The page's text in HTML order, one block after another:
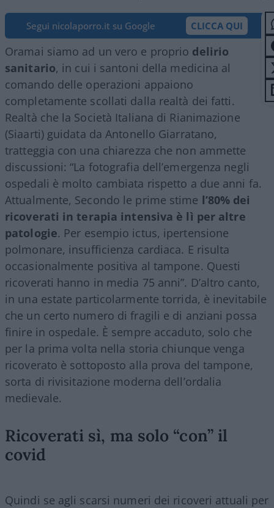
Segui nicolaporro.it su Google CLICCA QUI
Oramai siamo ad un vero e proprio delirio
sanitario, in cui i santoni della medicina al
comando delle operazioni appaiono
completamente scollati dalla realtà dei fatti.
Realtà che la Società Italiana di Rianimazione
(Siaarti) guidata da Antonello Giarratano,
tratteggia con una chiarezza che non ammette
discussioni: “La fotografia dell’emergenza negli
ospedali è molto cambiata rispetto a due anni fa.
Attualmente, Secondo le prime stime l’80% dei
ricoverati in terapia intensiva è lì per altre
patologie. Per esempio ictus, ipertensione
polmonare, insufficienza cardiaca. E risulta
occasionalmente positiva al tampone. Questi
ricoverati hanno in media 75 anni”. D’altro canto,
in una estate particolarmente torrida, è inevitabile
che un certo numero di fragili e di anziani possa
finire in ospedale. È sempre accaduto, solo che
per la prima volta nella storia chiunque venga
ricoverato è sottoposto alla prova del tampone,
sorta di rivisitazione moderna dell’ordalia
medievale.
Ricoverati sì, ma solo “con” il
covid
Quindi se agli scarsi numeri dei ricoveri attuali per